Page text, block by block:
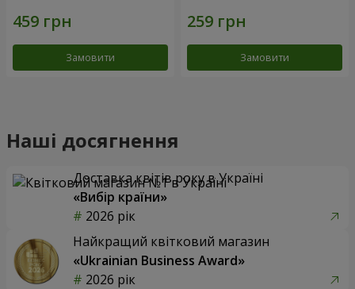
Замовити Замовити
Наші досягнення
Доставка квітів року в Україні
«Вибір країни»
2026 рік
Найкращий квітковий магазин
«Ukrainian Business Award»
2026 рік